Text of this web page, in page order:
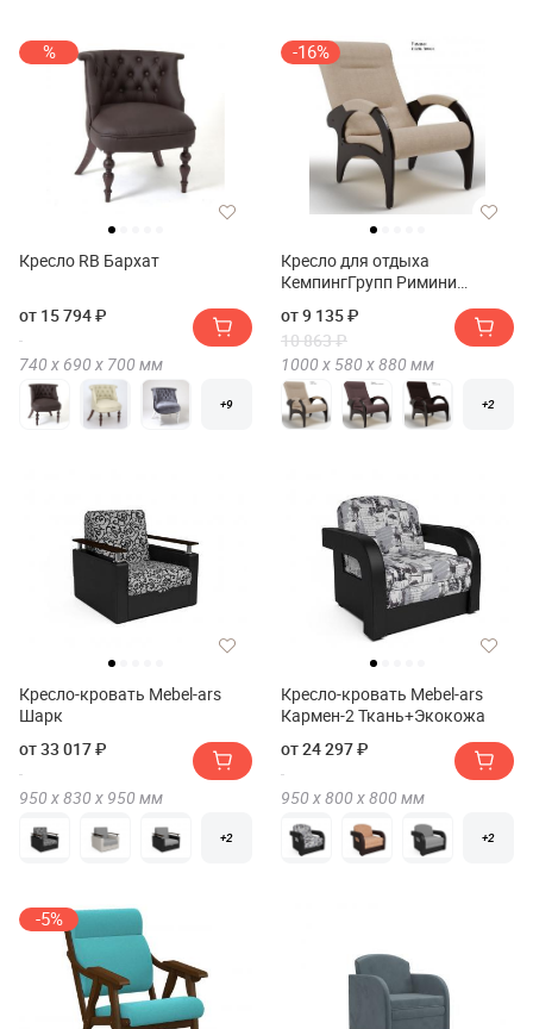
%
Кресло RB Бархат
от 15 794 ₽
740 х 690 х 700 мм
+9
-16%
Кресло для отдыха
КемпингГрупп Римини
от 9 135 ₽
10 863 ₽
1000 х 580 х880 мм
+2
Кресло-кровать Mebel-ars
Шарк
от 33 017 ₽
950 х830 х 950 мм
+2
Кресло-кровать Mebel-ars
Кармен-2 Ткань+Экокожа
от 24 297 ₽
950 х800 х800 мм
+2
-5%